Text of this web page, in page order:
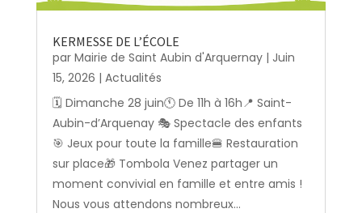
KERMESSE DE L’ÉCOLE
par Mairie de Saint Aubin d'Arquernay| Juin
15, 2026 | Actualités
🗓️ Dimanche 28 juin🕚 De 11h à 16h📍 Saint-
Aubin-d’Arquenay 🎭 Spectacle des enfants
🎯 Jeux pour toute la famille🍔 Restauration
sur place🎁 Tombola Venez partager un
moment convivial en famille et entre amis !
Nous vous attendons nombreux...